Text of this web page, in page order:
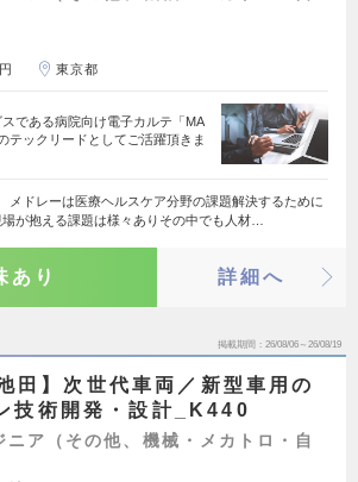
東京都
スである病院向け電子カルテ「MA
テックリードとしてご活躍頂きま
メドレーは医療ヘルスケア分野の課題解決するために
が抱える課題は様々ありその中でも人材…
あり 詳細へ
掲載期間 26/08/06～26/08/19
田】次世代車両／新型車用の
技術開発・設計_K440
ニア（その他、機械・メカトロ・自